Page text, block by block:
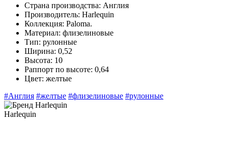
Страна производства: Англия
Производитель: Harlequin
Коллекция: Paloma.
Материал: флизелиновые
Тип: рулонные
Ширина: 0,52
Высота: 10
Раппорт по высоте: 0,64
Цвет: желтые
#Англия #желтые #флизелиновые #рулонные
Harlequin